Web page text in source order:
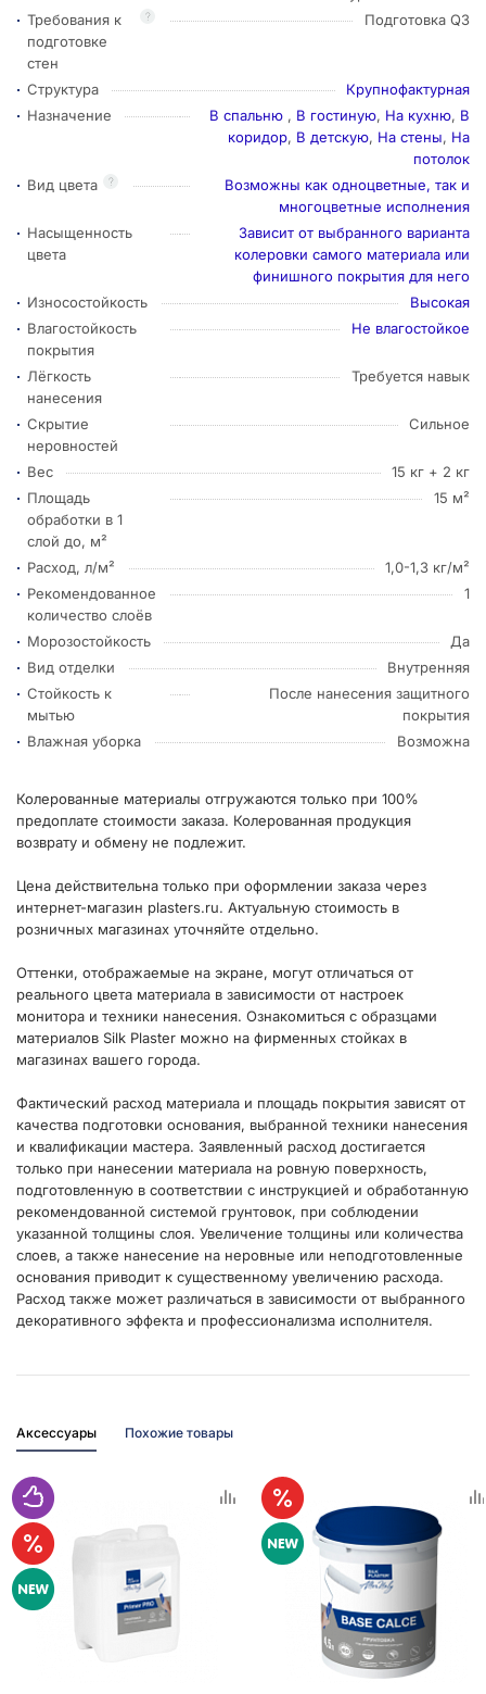
?
Требования к
подготовке
стен
Подготовка Q3
Структура
Крупнофактурная
Назначение
В спальню , В гостиную, На кухню, В
коридор, В детскую, На стены, На
потолок
?
Вид цвета
Возможны как одноцветные, так и
многоцветные исполнения
Насыщенность
цвета
Зависит от выбранного варианта
колеровки самого материала или
финишного покрытия для него
Износостойкость
Высокая
Влагостойкость
покрытия
Не влагостойкое
Лёгкость
нанесения
Требуется навык
Скрытие
неровностей
Сильное
Вес
15 кг + 2 кг
Площадь
обработки в 1
слой до, м²
15 м²
Расход, л/м²
1,0-1,3 кг/м²
Рекомендованное
количество слоёв
1
Морозостойкость
Да
Вид отделки
Внутренняя
Стойкость к
мытью
После нанесения защитного
покрытия
Влажная уборка
Возможна
Колерованные материалы отгружаются только при 100%
предоплате стоимости заказа. Колерованная продукция
возврату и обмену не подлежит.
Цена действительна только при оформлении заказа через
интернет-магазин plasters.ru. Актуальную стоимость в
розничных магазинах уточняйте отдельно.
Оттенки, отображаемые на экране, могут отличаться от
реального цвета материала в зависимости от настроек
монитора и техники нанесения. Ознакомиться с образцами
материалов Silk Plaster можно на фирменных стойках в
магазинах вашего города.
Фактический расход материала и площадь покрытия зависят от
качества подготовки основания, выбранной техники нанесения
и квалификации мастера. Заявленный расход достигается
только при нанесении материала на ровную поверхность,
подготовленную в соответствии с инструкцией и обработанную
рекомендованной системой грунтовок, при соблюдении
указанной толщины слоя. Увеличение толщины или количества
слоев, а также нанесение на неровные или неподготовленные
основания приводит к существенному увеличению расхода.
Расход также может различаться в зависимости от выбранного
декоративного эффекта и профессионализма исполнителя.
Аксессуары Похожие товары